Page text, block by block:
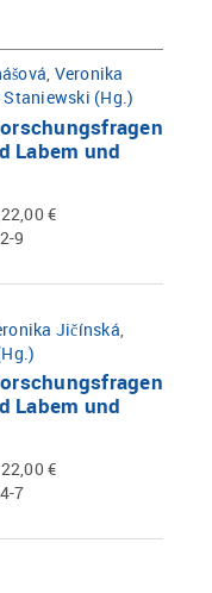
, Veronika
Staniewski (Hg.)
Labem und
€
9
Jičínská
Labem und
€
7